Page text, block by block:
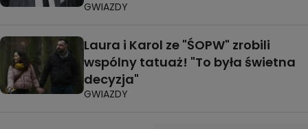
GWIAZDY
Laura i Karol ze "ŚOPW" zrobili
wspólny tatuaż! "To była świetna
decyzja"
GWIAZDY